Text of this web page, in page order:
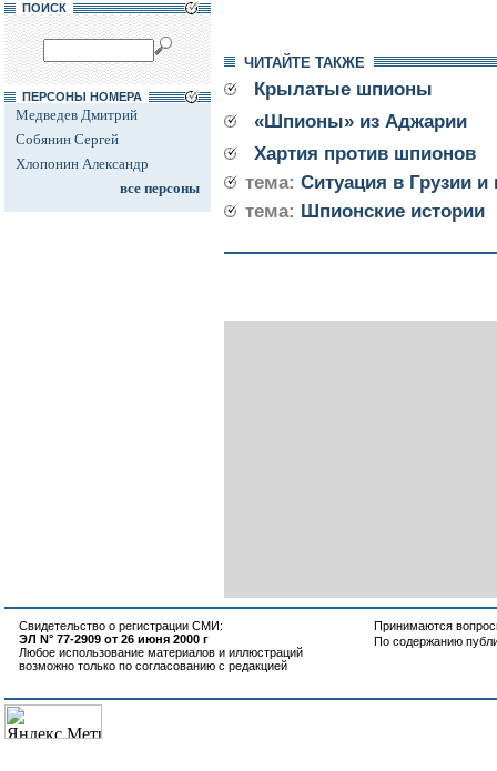
ПОИСК
ПЕРСОНЫ НОМЕРА
Медведев Дмитрий
Собянин Сергей
Хлопонин Александр
все персоны
ЧИТАЙТЕ ТАКЖЕ
Крылатые шпионы
«Шпионы» из Аджарии
Хартия против шпионов
тема: Ситуация в Грузии
тема: Шпионские истории
Свидетельство о регистрации СМИ:
ЭЛ N° 77-2909 от 26 июня 2000 г
Любое использование материалов и иллюстраций
возможно только по согласованию с редакцией
Принимаются
По содержанию